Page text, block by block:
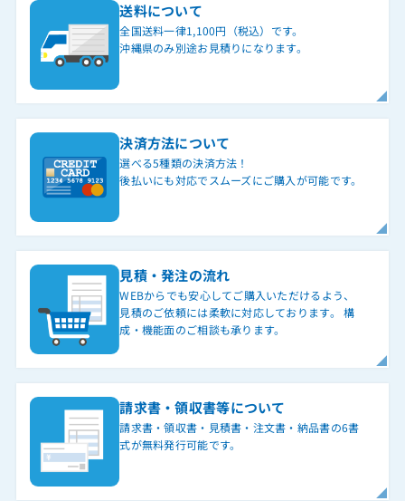
送料について
全国送料一律1,100円（税込）です。
沖縄県のみ別途お見積りになります。
決済方法について
選べる5種類の決済方法！
後払いにも対応でスムーズにご購入が可能です。
見積・発注の流れ
WEBからでも安心してご購入いただけるよう、
見積のご依頼には柔軟に対応しております。 構
成・機能面のご相談も承ります。
請求書・領収書等について
請求書・領収書・見積書・注文書・納品書の6書
式が無料発行可能です。